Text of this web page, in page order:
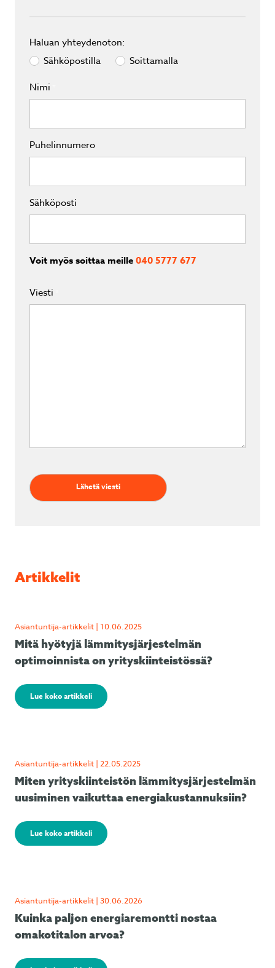
Haluan yhteydenoton:
Sähköpostilla
Soittamalla
Nimi
Puhelinnumero
Sähköposti
Voit myös soittaa meille040 5777 677
Viesti
Artikkelit
Asiantuntija-artikkelit | 10.06.2025
Mitä hyötyjä lämmitysjärjestelmän
optimoinnista on yrityskiinteistössä?
Lue koko artikkeli
Asiantuntija-artikkelit | 22.05.2025
Miten yrityskiinteistön lämmitysjärjestelmän
uusiminen vaikuttaa energiakustannuksiin?
Lue koko artikkeli
Asiantuntija-artikkelit | 30.06.2026
Kuinka paljon energiaremontti nostaa
omakotitalon arvoa?